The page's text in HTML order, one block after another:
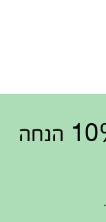
הצטרפי אלינו וקבלי 10% הנחה